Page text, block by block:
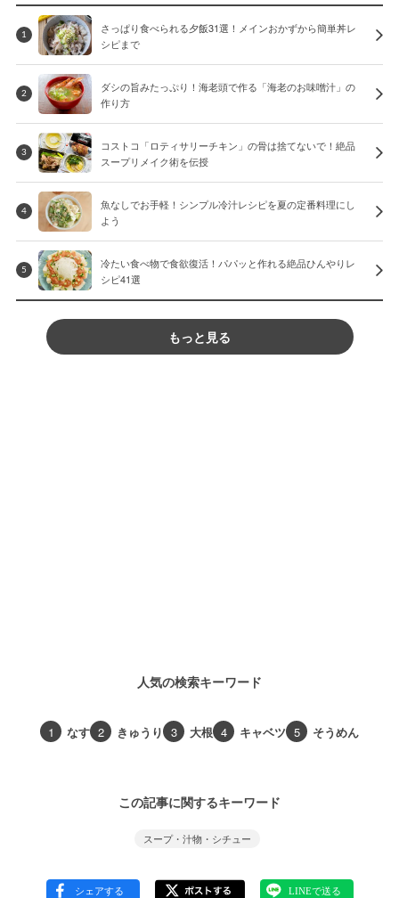
1
さっぱり食べられる夕飯31選！メインおかずから簡単丼レ
シピまで
2
ダシの旨みたっぷり！海老頭で作る「海老のお味噌汁」の
作り方
3
コストコ「ロティサリーチキン」の骨は捨てないで！絶品
スープリメイク術を伝授
4
魚なしでお手軽！シンプル冷汁レシピを夏の定番料理にし
よう
5
冷たい食べ物で食欲復活！パパッと作れる絶品ひんやりレ
シピ41選
もっと見る
人気の検索キーワード
1 なす 2 きゅうり 3 大根 4 キャベツ 5 そうめん
この記事に関するキーワード
スープ・汁物・シチュー